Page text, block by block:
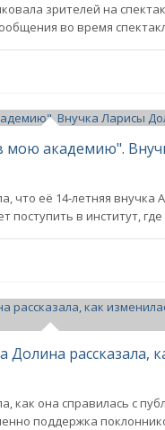
зрителей на
во время
что её 14-летняя внучка
поступить в институт,
как она справилась с
поддержка